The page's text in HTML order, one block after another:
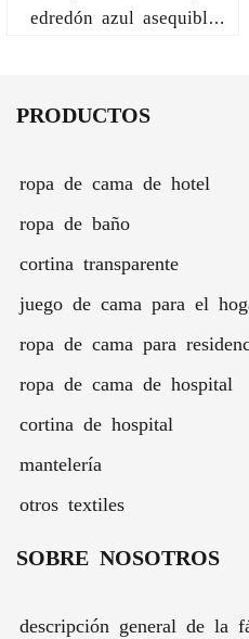
edredón azul asequible
PRODUCTOS
ropa de cama de hotel
ropa de baño
cortina transparente
juego de cama para el
ropa de cama para
ropa de cama de hospital
cortina de hospital
mantelería
otros textiles
SOBRE NOSOTROS
descripción general de la